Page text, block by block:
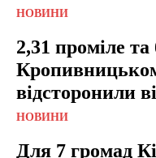
НОВИНИ
2,31 проміле
відсторонили
НОВИНИ
Для 7 громад